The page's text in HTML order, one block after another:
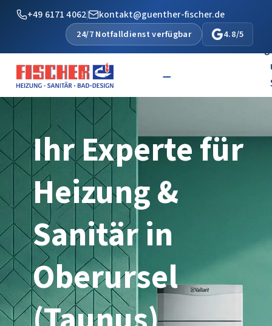
+49 6171 4062| kontakt@guenther-fischer.de
24/7 Notfalldienst verfügbar 4.8/5
Startseite Heizung
Ihr Experte für
Heizung &
Sanitär in
Oberursel